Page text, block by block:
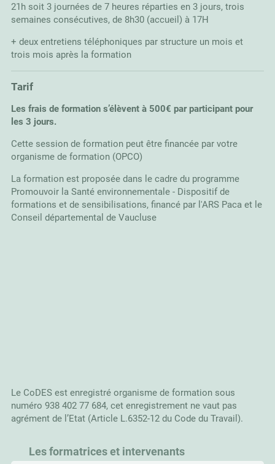
21h soit 3 journées de 7 heures réparties en 3 jours, trois
semaines consécutives, de 8h30 (accueil) à 17H
+ deux entretiens téléphoniques par structure un mois et
trois mois après la formation
Tarif
Les frais de formation s’élèvent à 500€ par participant pour
les 3 jours.
Cette session de formation peut être financée par votre
organisme de formation (OPCO)
La formation est proposée dans le cadre du programme
Promouvoir la Santé environnementale - Dispositif de
formations et de sensibilisations, financé par l'ARS Paca et le
Conseil départemental de Vaucluse
Le CoDES est enregistré organisme de formation sous
numéro 938 402 77 684, cet enregistrement ne vaut pas
agrément de l’Etat (Article L.6352-12 du Code du Travail).
Les formatrices et intervenants